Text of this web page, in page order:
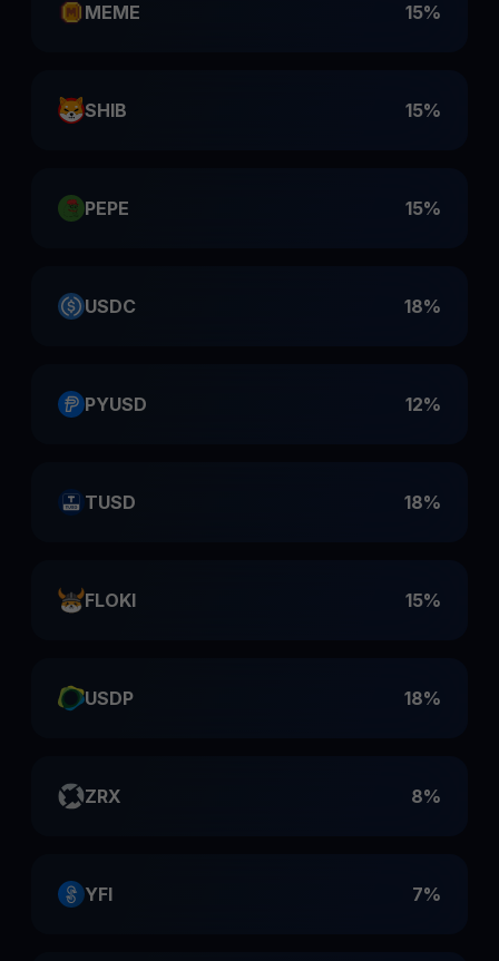
MEME 15%
SHIB 15%
PEPE 15%
USDC 18%
PYUSD 12%
TUSD 18%
FLOKI 15%
USDP 18%
ZRX 8%
YFI 7%